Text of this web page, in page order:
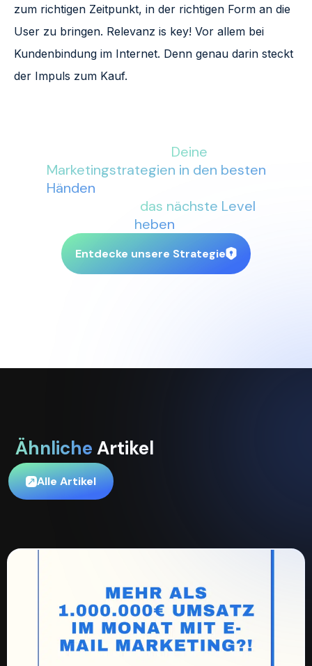
zum richtigen Zeitpunkt, in der richtigen Form an die
User zu bringen. Relevanz is key! Vor allem bei
Kundenbindung im Internet. Denn genau darin steckt
der Impuls zum Kauf.
Deine
Marketingstrategien in den besten
Händen
das nächste Level
heben
Entdecke unsere Strategie
Ähnliche Artikel
Alle Artikel